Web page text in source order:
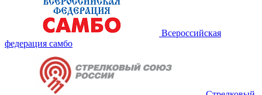
Всероссийская
федерация самбо